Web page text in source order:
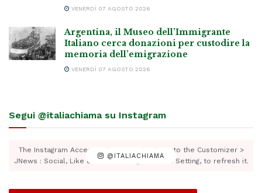
VENERDÌ 07 AGOSTO 2026
Argentina, il Museo dell’Immigrante
Italiano cerca donazioni per custodire la
memoria dell’emigrazione
VENERDÌ 07 AGOSTO 2026
Segui @italiachiama su Instagram
@ITALIACHIAMA
The Instagram Access Token is expired, Go to the Customizer >
JNews : Social, Like & View > Instagram Feed Setting, to refresh it.